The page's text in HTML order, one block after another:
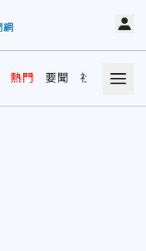
熱門 要聞 社會 娛樂